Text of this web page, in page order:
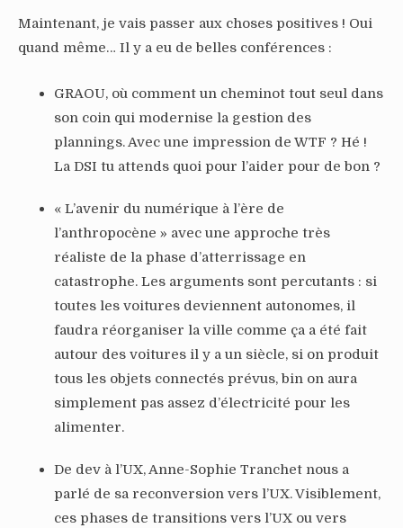
Maintenant, je vais passer aux choses positives ! Oui
quand même… Il y a eu de belles conférences :
GRAOU, où comment un cheminot tout seul dans
son coin qui modernise la gestion des
plannings. Avec une impression de WTF ? Hé !
La DSI tu attends quoi pour l’aider pour de bon ?
« L’avenir du numérique à l’ère de
l’anthropocène » avec une approche très
réaliste de la phase d’atterrissage en
catastrophe. Les arguments sont percutants : si
toutes les voitures deviennent autonomes, il
faudra réorganiser la ville comme ça a été fait
autour des voitures il y a un siècle, si on produit
tous les objets connectés prévus, bin on aura
simplement pas assez d’électricité pour les
alimenter.
De dev à l’UX, Anne-Sophie Tranchet nous a
parlé de sa reconversion vers l’UX. Visiblement,
ces phases de transitions vers l’UX ou vers